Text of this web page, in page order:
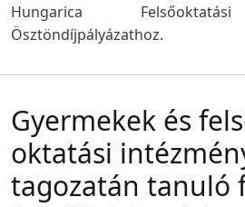
Hungarica
Ösztöndíjpályázathoz.
Gyermekek és
oktatási
tagozatán tanuló